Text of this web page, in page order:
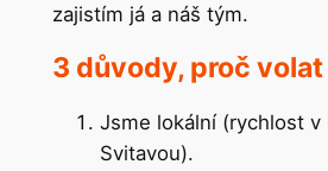
zajistím já a náš tým.
3 důvody, proč volat
Jsme lokální (rychlost v
Svitavou).